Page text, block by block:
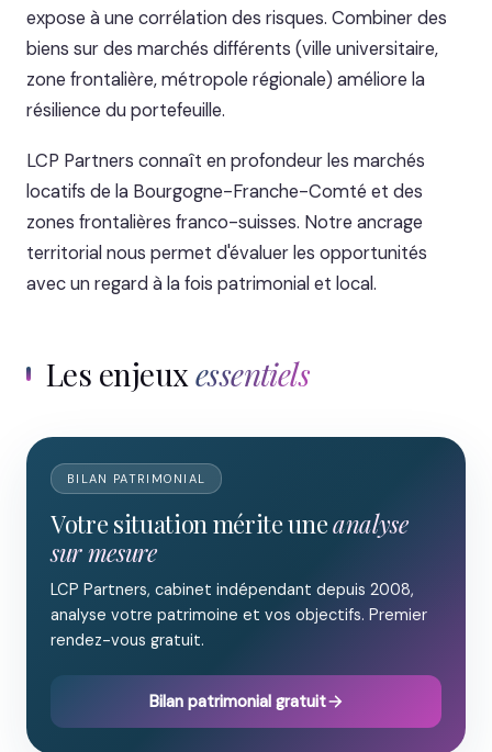
expose à une corrélation des risques. Combiner des
biens sur des marchés différents (ville universitaire,
zone frontalière, métropole régionale) améliore la
résilience du portefeuille.
LCP Partners connaît en profondeur les marchés
locatifs de la Bourgogne-Franche-Comté et des
zones frontalières franco-suisses. Notre ancrage
territorial nous permet d'évaluer les opportunités
avec un regard à la fois patrimonial et local.
Les enjeuxessentiels
BILAN PATRIMONIAL
Votre situation mérite uneanalyse
sur mesure
LCP Partners, cabinet indépendant depuis 2008,
analyse votre patrimoine et vos objectifs. Premier
rendez-vous gratuit.
Bilan patrimonial gratuit